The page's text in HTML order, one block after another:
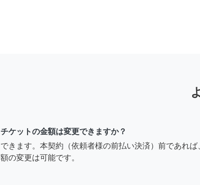
チケットの金額は変更できますか？
できます。本契約（依頼者様の前払い決済）前であれば
額の変更は可能です。